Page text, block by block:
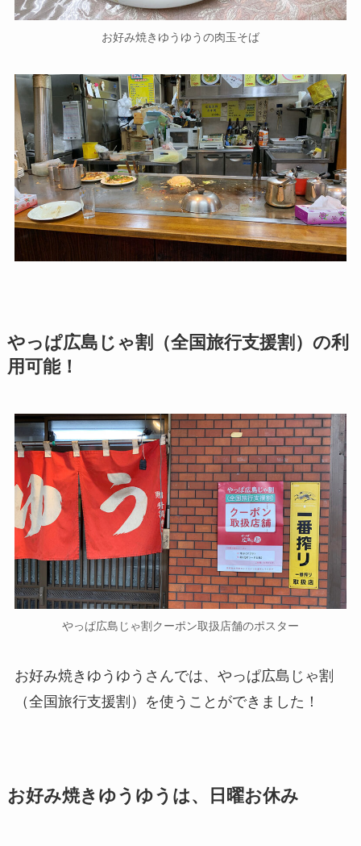
お好み焼きゆうゆうの肉玉そば
やっぱ広島じゃ割（全国旅行支援割）の利
用可能！
やっぱ広島じゃ割クーポン取扱店舗のポスター
お好み焼きゆうゆうさんでは、やっぱ広島じゃ割
（全国旅行支援割）を使うことができました！
お好み焼きゆうゆうは、日曜お休み